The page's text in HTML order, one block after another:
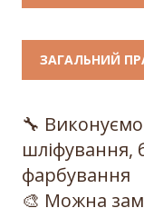
ЗАГАЛЬНИЙ
🔧
шліфування,
фарбування
🎨 Можна